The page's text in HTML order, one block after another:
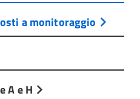
a monitoraggio
A e H